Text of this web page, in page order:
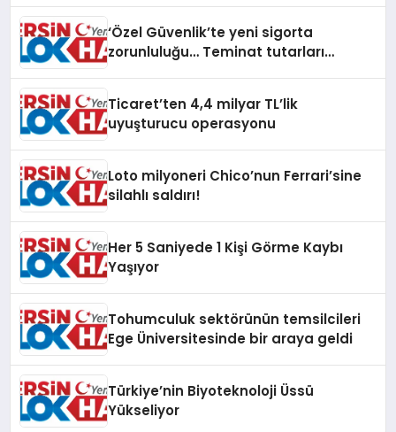
‘Özel Güvenlik’te yeni sigorta
zorunluluğu… Teminat tutarları
Ticaret’ten 4,4 milyar TL’lik
uyuşturucu operasyonu
Loto milyoneri Chico’nun Ferrari’sine
silahlı saldırı!
Her 5 Saniyede 1 Kişi Görme Kaybı
Yaşıyor
Tohumculuk sektörünün temsilcileri
Ege Üniversitesinde bir araya geldi
Türkiye’nin Biyoteknoloji Üssü
Yükseliyor